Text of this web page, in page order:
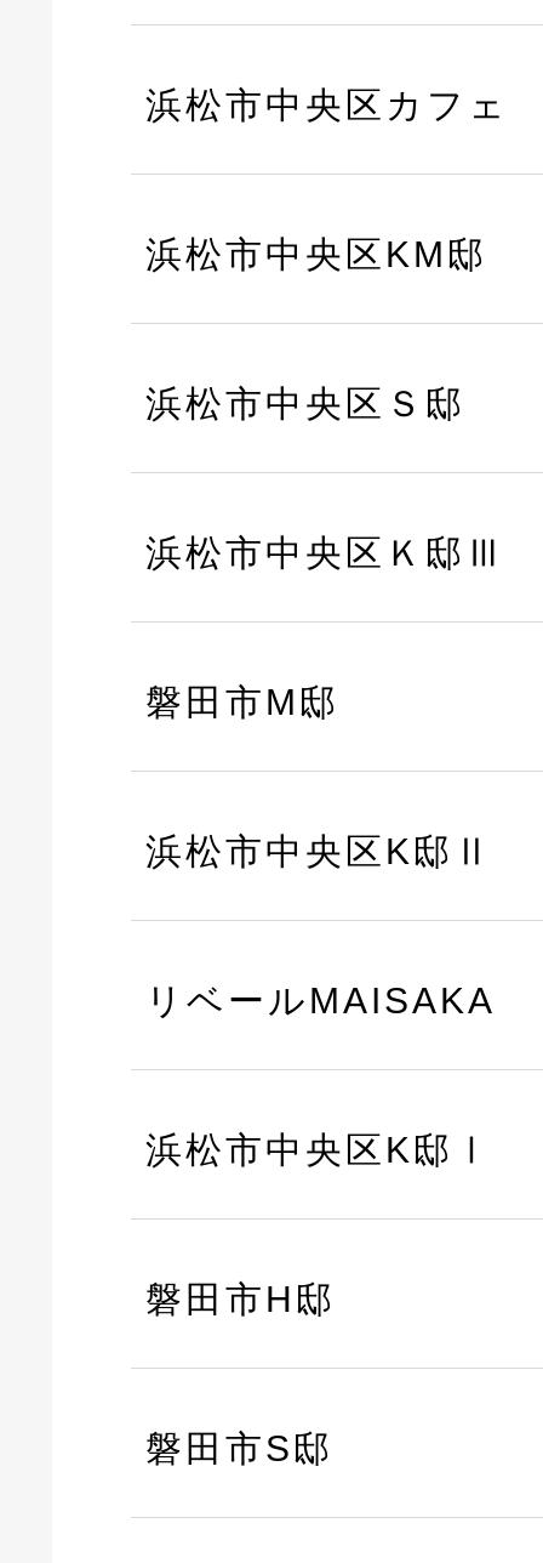
浜松市中央区カフェ
浜松市中央区KM邸
浜松市中央区Ｓ邸
浜松市中央区Ｋ邸Ⅲ
磐田市M邸
浜松市中央区K邸Ⅱ
リベールMAISAKA
浜松市中央区K邸Ⅰ
磐田市H邸
磐田市S邸